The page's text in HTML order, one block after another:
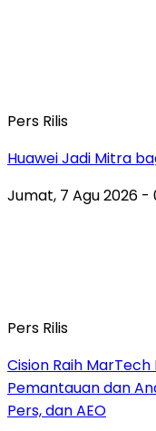
Pers Rilis
Huawei Jadi Mitra
Jumat, 7 Agu 2026 -
Pers Rilis
Cision Raih
Pemantauan dan
Pers, dan AEO